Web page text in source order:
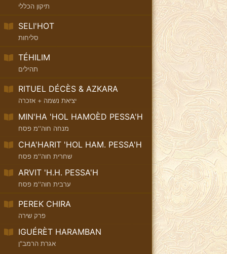
תיקון הכללי
SELI'HOT
סליחות
TÉHILIM
תהילים
RITUEL DÉCÈS & AZKARA
יציאת נשמה + אזכרה
MIN'HA 'HOL HAMOÈD PESSA'H
מנחה חוה''מ פסח
CHA'HARIT 'HOL HAM. PESSA'H
שחרית חוה''מ פסח
ARVIT 'H.H. PESSA'H
ערבית חוה''מ פסח
PEREK CHIRA
פרק שירה
IGUÉRÈT HARAMBAN
אגרת הרמב"ן